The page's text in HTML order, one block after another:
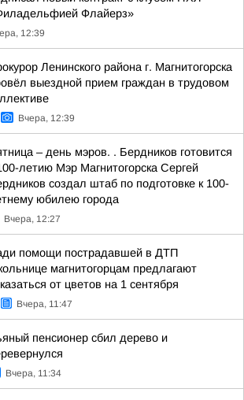
Флайерз»
12:39
Ленинского района г. Магнитогорска
выездной прием граждан в трудовом
Вчера, 12:39
– день мэров. . Бердников готовится
летию Мэр Магнитогорска Сергей
создал штаб по подготовке к 100-
юбилею города
Вчера, 12:27
помощи пострадавшей в ДТП
магнитогорцам предлагают
от цветов на 1 сентября
Вчера, 11:47
пенсионер сбил дерево и
Вчера, 11:34